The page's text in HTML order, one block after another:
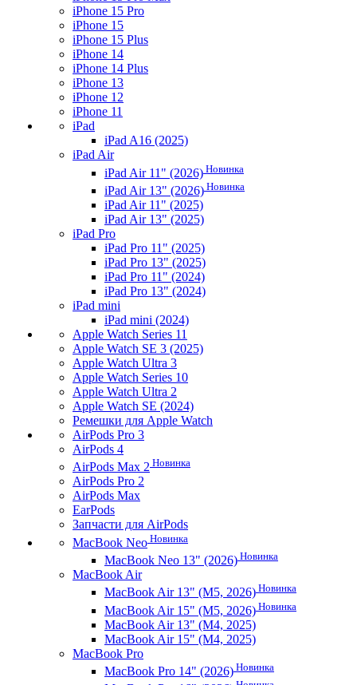
iPhone 15 Pro
iPhone 15
iPhone 15 Plus
iPhone 14
iPhone 14 Plus
iPhone 13
iPhone 12
iPhone 11
iPad
iPad A16 (2025)
iPad Air
iPad Air 11" (2026) Новинка
iPad Air 13" (2026) Новинка
iPad Air 11" (2025)
iPad Air 13" (2025)
iPad Pro
iPad Pro 11" (2025)
iPad Pro 13" (2025)
iPad Pro 11" (2024)
iPad Pro 13" (2024)
iPad mini
iPad mini (2024)
Apple Watch Series 11
Apple Watch SE 3 (2025)
Apple Watch Ultra 3
Apple Watch Series 10
Apple Watch Ultra 2
Apple Watch SE (2024)
Ремешки для Apple Watch
AirPods Pro 3
AirPods 4
AirPods Max 2 Новинка
AirPods Pro 2
AirPods Max
EarPods
Запчасти для AirPods
MacBook Neo Новинка
MacBook Neo 13" (2026) Новинка
MacBook Air
MacBook Air 13" (M5, 2026) Новинка
MacBook Air 15" (M5, 2026) Новинка
MacBook Air 13" (M4, 2025)
MacBook Air 15" (M4, 2025)
MacBook Pro
MacBook Pro 14" (2026) Новинка